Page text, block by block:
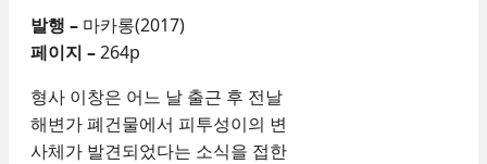
발행 – 마카롱(2017)
페이지 –264p
형사 이창은 어느 날 출근 후 전날
해변가 폐건물에서 피투성이의 변
사체가 발견되었다는 소식을 접한